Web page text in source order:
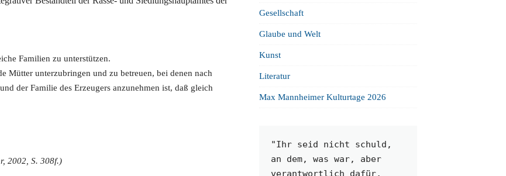
Familien zu unterstützen.
Mütter unterzubringen und zu betreuen, bei denen nach
der Familie des Erzeugers anzunehmen ist, daß gleich
2002, S. 308f.)
Gesellschaft
Glaube und Welt
Kunst
Literatur
Max Mannheimer Kulturtage 2026
"Ihr seid nicht schuld,
an dem, was war, aber
verantwortlich dafür,